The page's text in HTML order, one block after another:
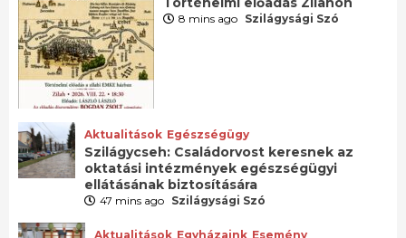
8 mins ago Szilágysági Szó
Aktualitások Egészségügy
Szilágycseh: Családorvost keresnek az
oktatási intézmények egészségügyi
ellátásának biztosítására
47 mins ago Szilágysági Szó
Aktualitások Egyházaink Esemény